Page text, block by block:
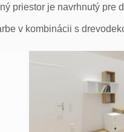
priestor je navrhnutý pre
v kombinácii s